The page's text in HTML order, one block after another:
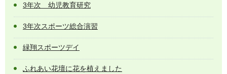
3年次 幼児教育研究
3年次スポーツ総合演習
緑翔スポーツデイ
ふれあい花壇に花を植えました